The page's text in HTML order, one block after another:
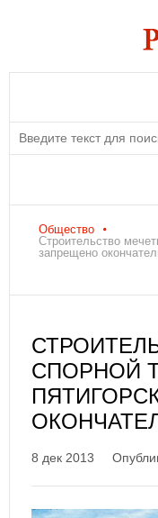
Общество
Строительство
запрещено
СПОРНОЙ
8 дек 2013